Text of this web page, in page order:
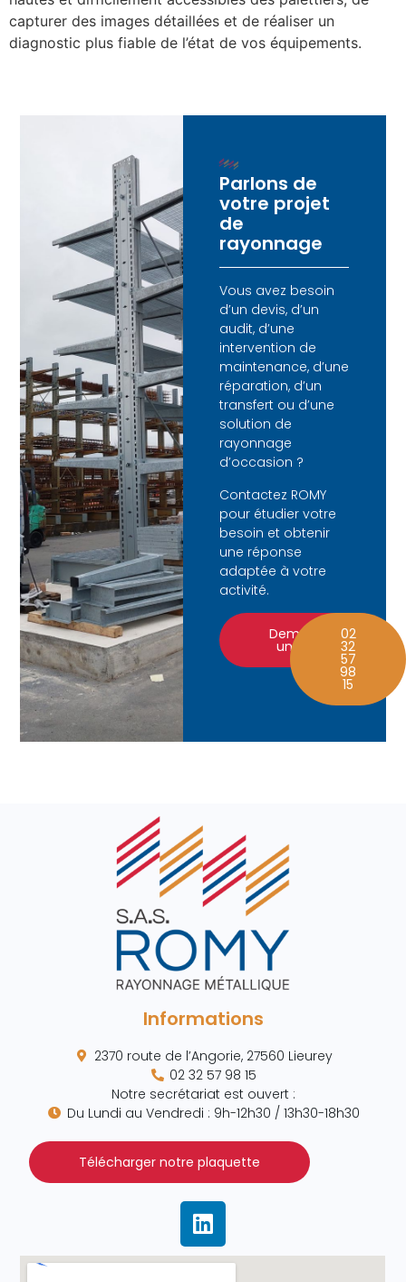
capturer des images détaillées et de réaliser un
diagnostic plus fiable de l’état de vos équipements.
Parlons de
votre projet
de
rayonnage
Vous avez besoin
d’un devis, d’un
audit, d’une
intervention de
maintenance, d’une
réparation, d’un
transfert ou d’une
solution de
rayonnage
d’occasion ?
Contactez ROMY
pour étudier votre
besoin et obtenir
une réponse
adaptée à votre
activité.
Demander
un devis
02
32
57
98
15
Informations
2370 route de l’Angorie, 27560 Lieurey
02 32 57 98 15
Notre secrétariat est ouvert :
Du Lundi au Vendredi : 9h-12h30 / 13h30-18h30
Télécharger notre plaquette